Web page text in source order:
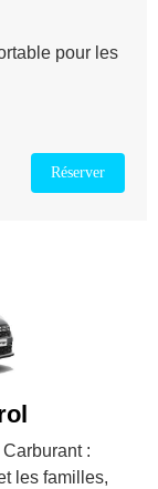
pour les
Réserver
:
les familles,